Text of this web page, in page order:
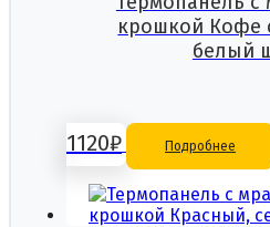
крошкой Кофе
белый
1120₽ Подробнее